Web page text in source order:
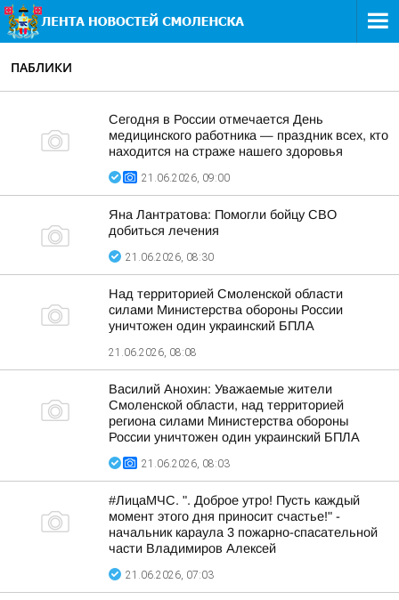
ПАБЛИКИ
Сегодня в России отмечается День
медицинского работника — праздник всех, кто
находится на страже нашего здоровья
21.06.2026, 09:00
Яна Лантратова: Помогли бойцу СВО
добиться лечения
21.06.2026, 08:30
Над территорией Смоленской области
силами Министерства обороны России
уничтожен один украинский БПЛА
21.06.2026, 08:08
Василий Анохин: Уважаемые жители
Смоленской области, над территорией
региона силами Министерства обороны
России уничтожен один украинский БПЛА
21.06.2026, 08:03
#ЛицаМЧС. ". Доброе утро! Пусть каждый
момент этого дня приносит счастье!" -
начальник караула 3 пожарно-спасательной
части Владимиров Алексей
21.06.2026, 07:03